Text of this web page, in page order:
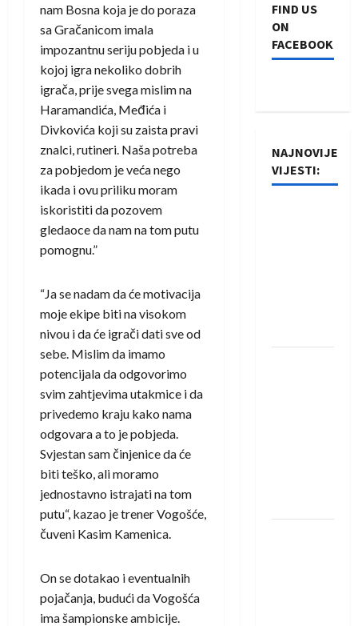
nam Bosna koja je do poraza
sa Gračanicom imala
impozantnu seriju pobjeda i u
kojoj igra nekoliko dobrih
igrača, prije svega mislim na
Haramandića, Međića i
Divkovića koji su zaista pravi
znalci, rutineri. Naša potreba
za pobjedom je veća nego
ikada i ovu priliku moram
iskoristiti da pozovem
gledaoce da nam na tom putu
pomognu.”
“Ja se nadam da će motivacija
moje ekipe biti na visokom
nivou i da će igrači dati sve od
sebe. Mislim da imamo
potencijala da odgovorimo
svim zahtjevima utakmice i da
privedemo kraju kako nama
odgovara a to je pobjeda.
Svjestan sam činjenice da će
biti teško, ali moramo
jednostavno istrajati na tom
putu“, kazao je trener Vogošće,
čuveni Kasim Kamenica.
On se dotakao i eventualnih
pojačanja, budući da Vogošća
ima šampionske ambicije.
FIND US
ON
FACEBOOK
NAJNOVIJE
VIJESTI: